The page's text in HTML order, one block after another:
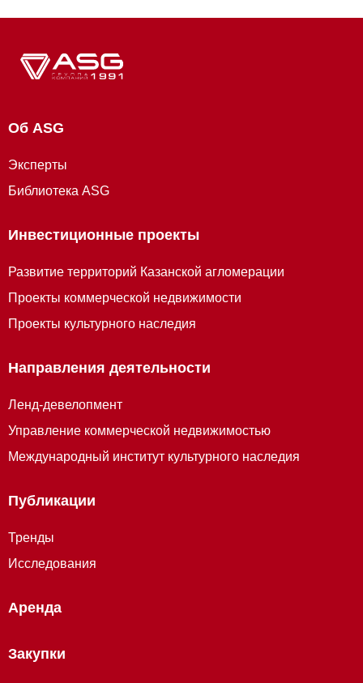
Об ASG
Эксперты
Библиотека ASG
Инвестиционные проекты
Развитие территорий Казанской агломерации
Проекты коммерческой недвижимости
Проекты культурного наследия
Направления деятельности
Ленд-девелопмент
Управление коммерческой недвижимостью
Международный институт культурного наследия
Публикации
Тренды
Исследования
Аренда
Закупки